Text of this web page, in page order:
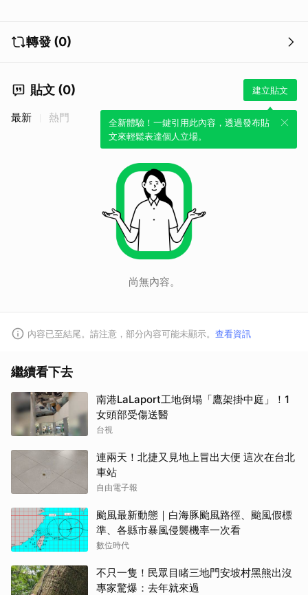
轉發 (0)
貼文 (0) 建立貼文
全新體驗！一鍵引用此內容，透過發布貼
文來輕鬆表達個人立場。
最新 熱門
尚無內容。
內容已至結尾。請注意，部分內容可能未顯示。 查看資訊
繼續看下去
南港LaLaport工地倒塌「鷹架掛中庭」！1
女頭部受傷送醫
台視
連兩天！北捷又見地上冒出大便 這次在台北
車站
自由電子報
颱風最新動態｜白海豚颱風路徑、颱風假標
準、各縣市暴風侵襲機率一次看
數位時代
不只一隻！民眾目睹三地門安坡村黑熊出沒
專家驚爆：去年就來過